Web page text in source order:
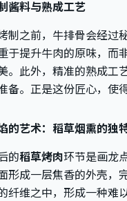
酱料与熟成工艺
制之前，牛排骨会经过
于提升牛肉的原味，而
。此外，精准的熟成工
备。正是这份匠心，使
的艺术：稻草烟熏的独
的稻草烤肉环节是画龙
形成一层焦香的外壳，
纤维之中，形成一种难